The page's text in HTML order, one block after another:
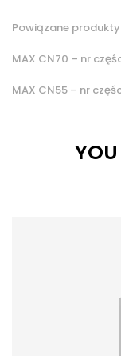
Powiązane
MAX CN70 – nr
MAX CN55 – nr